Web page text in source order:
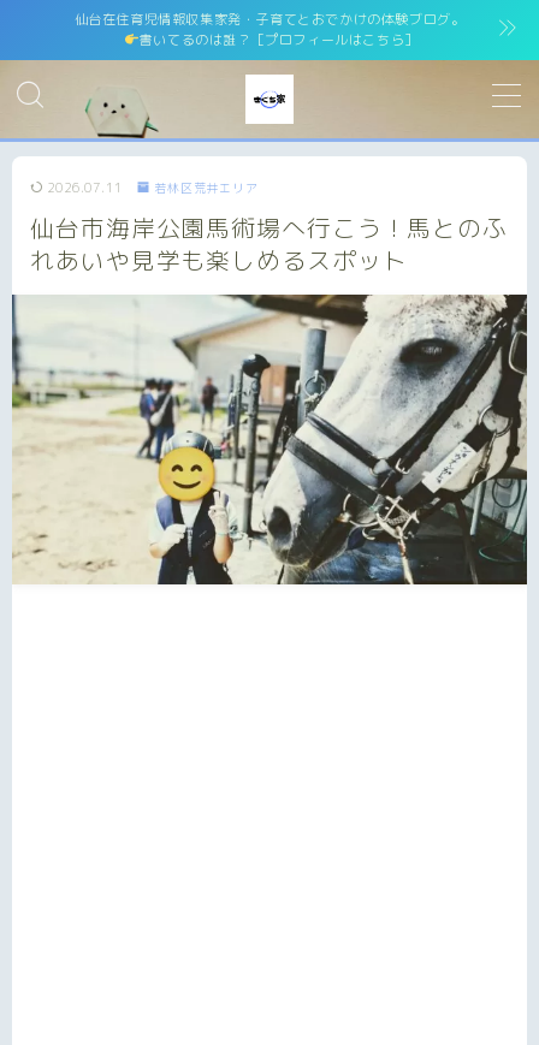
仙台在住育児情報収集家発・子育てとおでかけの体験ブログ。
書いてるのは誰？［プロフィールはこちら］
MENU
運営者情報 運営者紹介
site map
プライバシーポリシー Privacy Policy
免責事項
お問い合わせ contact
2026.07.11 若林区荒井エリア
仙台市海岸公園馬術場へ行こう！馬とのふ
れあいや見学も楽しめるスポット